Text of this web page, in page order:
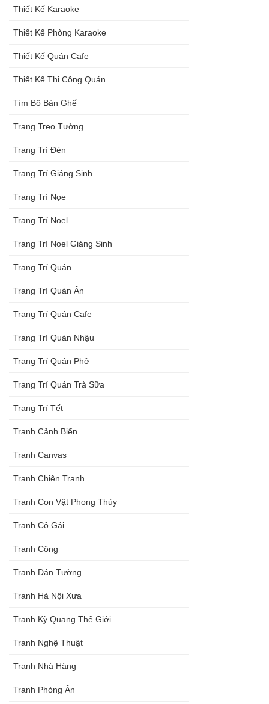
Thiết Kế Karaoke
Thiết Kế Phòng Karaoke
Thiết Kế Quán Cafe
Thiết Kế Thi Công Quán
Tìm Bộ Bàn Ghế
Trang Treo Tường
Trang Trí Đèn
Trang Trí Giáng Sinh
Trang Trí Nọe
Trang Trí Noel
Trang Trí Noel Giáng Sinh
Trang Trí Quán
Trang Trí Quán Ăn
Trang Trí Quán Cafe
Trang Trí Quán Nhậu
Trang Trí Quán Phở
Trang Trí Quán Trà Sữa
Trang Trí Tết
Tranh Cảnh Biển
Tranh Canvas
Tranh Chiên Tranh
Tranh Con Vật Phong Thủy
Tranh Cô Gái
Tranh Công
Tranh Dán Tường
Tranh Hà Nội Xưa
Tranh Kỳ Quang Thế Giới
Tranh Nghệ Thuật
Tranh Nhà Hàng
Tranh Phòng Ăn